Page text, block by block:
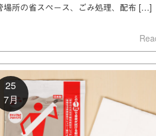
場所の省スペース、ごみ処理、配布 […]
25
7月